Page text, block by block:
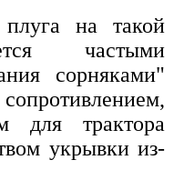
плуга на такой
частыми
сорняками"
для трактора
укрывки из-